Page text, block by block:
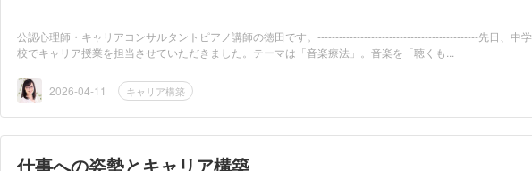
公認心理師・キャリアコンサルタントピアノ講師の徳田です。---------------------------------------------先日、中学
校でキャリア授業を担当させていただきました。テーマは「音楽療法」。音楽を「聴くも...
2026-04-11 キャリア構築
仕事への姿勢とキャリア構築